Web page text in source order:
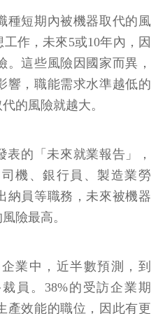
種短期內被機器取代的風
作，未來5或10年內，因
。這些風險因國家而異，
響，職能需求水準越低的
的風險就越大。
表的「未來就業報告」，
機、銀行員、製造業勞
納員等職務，未來被機器
險最高。
業中，近半數預測，到
員。38%的受訪企業期
產效能的職位，因此有更